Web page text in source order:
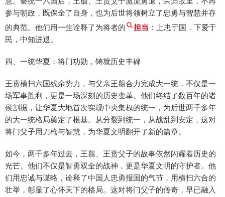
参与朝政，既保全了自身，也为后世将领树立了忠勇与智慧并存
的典范。他们用一生诠释了为将者的
担当 ：上忠于国，下爱于
民，中知进退。
四、一统华夏：将门功勋，铸就历史丰碑
王贲横扫六国残余势力，与父亲王翦合力完成大一统，不仅是一
场军事胜利，更是一场深刻的历史变革。他们终结了数百年的诸
侯割据，让华夏大地首次实现中央集权的统一，为后世两千多年
的大一统格局奠定了根基。从分裂到统一，从战乱到安定，这对
将门父子用刀枪与智慧，为华夏文明翻开了新的篇章。
如今，两千多年过去，王翦、王贲父子的故事依然闪耀着历史的
光芒。他们不仅是智勇双全的战神，更是华夏文明的守护者。他
们用忠诚与谋略，诠释了中国人忠勇报国的气节，用横扫六合的
壮举，彰显了心怀天下的格局。这对将门父子的传奇，早已融入